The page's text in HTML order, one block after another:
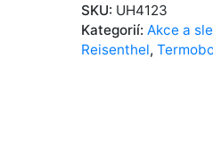
SKU: UH4123
Kategorií: Akce a
Reisenthel,